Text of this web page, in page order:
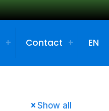
Contact EN
Show all